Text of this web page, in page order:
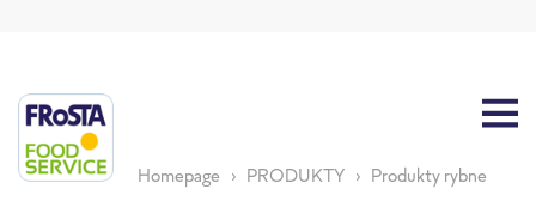
Homepage PRODUKTY Produkty rybne